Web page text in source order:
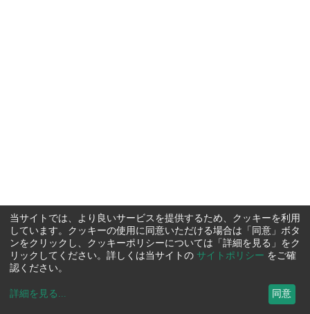
当サイトでは、より良いサービスを提供するため、クッキーを利用
しています。クッキーの使用に同意いただける場合は「同意」ボタ
ンをクリックし、クッキーポリシーについては「詳細を見る」をク
リックしてください。詳しくは当サイトの サイトポリシー をご確
認ください。
詳細を見る ... 同意